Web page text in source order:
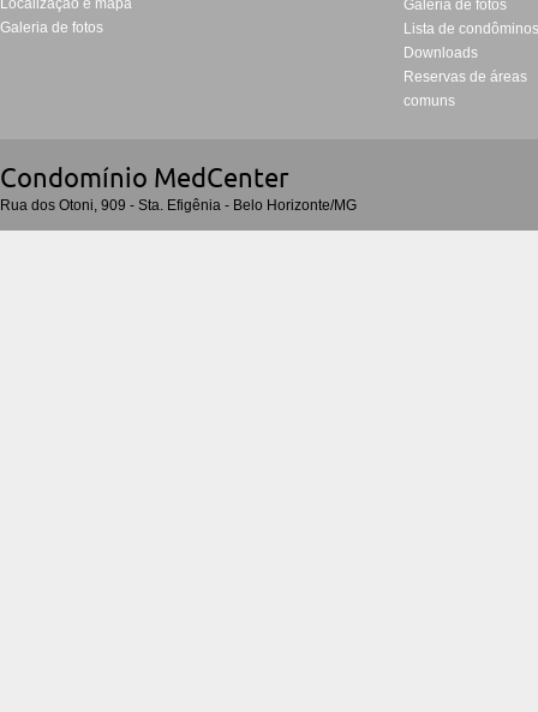
Localização e mapa
Galeria de fotos
Galeria de fotos
Lista de
Downloads
Reservas de áreas
comuns
Condomí­nio MedCenter
Rua dos Otoni, 909 - Sta. Efigênia - Belo Horizonte/MG